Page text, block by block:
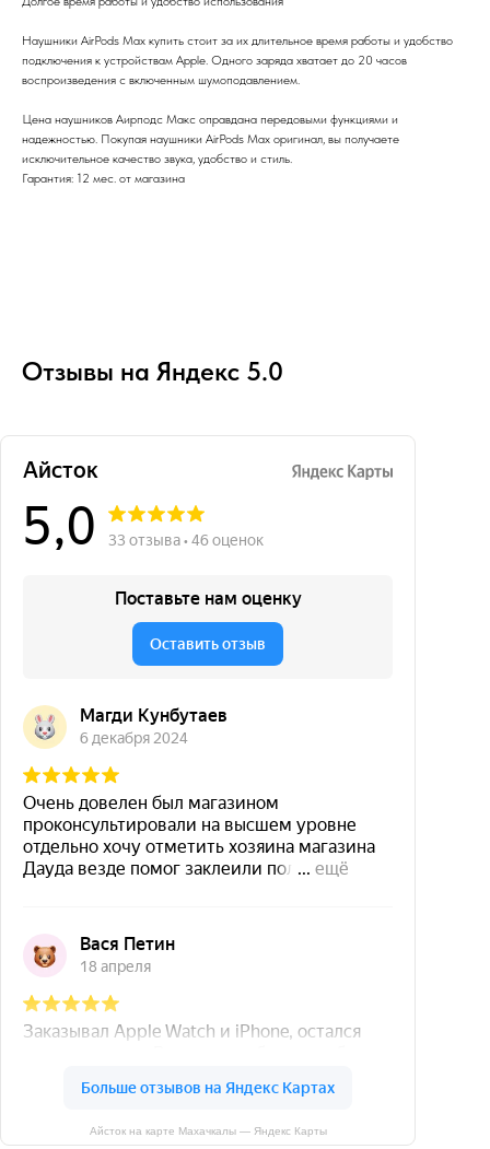
Наушники AirPods Max купить стоит за их длительное время работы и удобство
подключения к устройствам Apple. Одного заряда хватает до 20 часов
воспроизведения с включенным шумоподавлением.
Цена наушников Аирподс Макс оправдана передовыми функциями и
надежностью. Покупая наушники AirPods Max оригинал, вы получаете
исключительное качество звука, удобство и стиль.
Гарантия: 12 мес. от магазина
Отзывы на Яндекс 5.0
Айсток на карте Махачкалы — Яндекс Карты